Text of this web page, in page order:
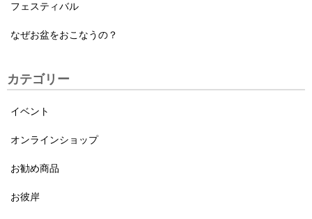
フェスティバル
なぜお盆をおこなうの？
カテゴリー
イベント
オンラインショップ
お勧め商品
お彼岸